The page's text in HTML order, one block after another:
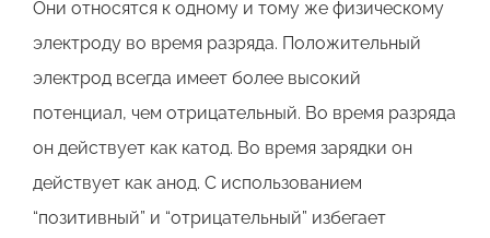
Они относятся к одному и тому же физическому
электроду во время разряда. Положительный
электрод всегда имеет более высокий
потенциал, чем отрицательный. Во время разряда
он действует как катод. Во время зарядки он
действует как анод. С использованием
“позитивный” и “отрицательный” избегает